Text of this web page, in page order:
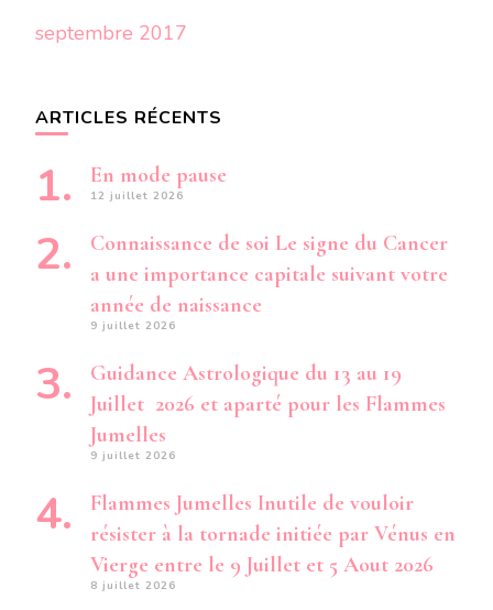
septembre 2017
ARTICLES RÉCENTS
En mode pause
12 juillet 2026
Connaissance de soi Le signe du Cancer
a une importance capitale suivant votre
année de naissance
9 juillet 2026
Guidance Astrologique du 13 au 19
Juillet 2026 et aparté pour les Flammes
Jumelles
9 juillet 2026
Flammes Jumelles Inutile de vouloir
résister à la tornade initiée par Vénus en
Vierge entre le 9 Juillet et 5 Aout 2026
8 juillet 2026